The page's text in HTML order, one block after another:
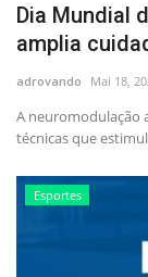
Dia Mundial
amplia
adrovando Mai 18,
A neuromodulação
técnicas que
Esportes